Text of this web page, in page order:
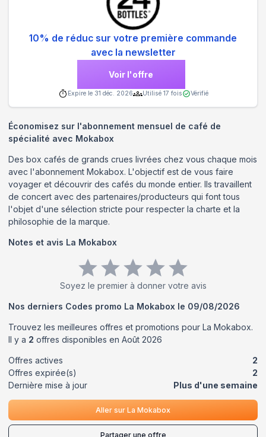
10% de réduc sur votre première commande
avec la newsletter
Voir l'offre
Expire le 31 déc. 2026 Utilisé 17 fois Vérifié
Économisez sur l'abonnement mensuel de café de
spécialité avec Mokabox
Des box cafés de grands crues livrées chez vous chaque mois
avec l'abonnement Mokabox. L'objectif est de vous faire
voyager et découvrir des cafés du monde entier. Ils travaillent
de concert avec des partenaires/producteurs qui font tous
l'objet d'une sélection stricte pour respecter la charte et la
philosophie de la marque.
Notes et avis La Mokabox
Soyez le premier à donner votre avis
Nos derniers Codes promo La Mokabox le 09/08/2026
Trouvez les meilleures offres et promotions pour La Mokabox.
Il y a 2 offres disponibles en Août 2026
Offres actives
2
Offres expirée(s)
2
Dernière mise à jour
Plus d'une semaine
Aller sur La Mokabox
Partager une offre